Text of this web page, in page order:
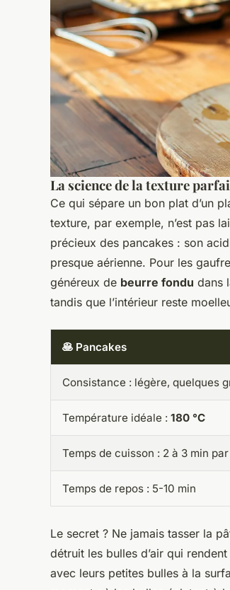
La science de la texture
Ce qui sépare un bon plat d’un
texture, par exemple, n’est pas
précieux des pancakes : son
presque aérienne. Pour les
généreux de beurre fondu dans
tandis que l’intérieur reste
🥞 Pancakes
Consistance : légère, quelques
Température idéale : 180 °C
Temps de cuisson : 2 à 3 min
Temps de repos : 5-10 min
Le secret ? Ne jamais tasser la
détruit les bulles d’air qui
avec leurs petites bulles à la